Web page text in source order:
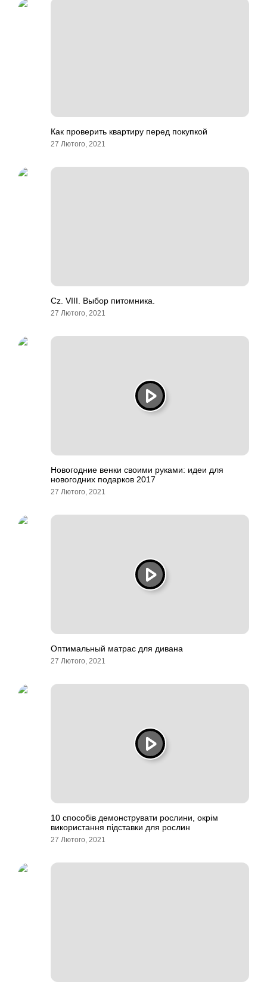
Как проверить квартиру перед покупкой
27 Лютого, 2021
Cz. VIII. Выбор питомника.
27 Лютого, 2021
Новогодние венки своими руками: идеи для
новогодних подарков 2017
27 Лютого, 2021
Оптимальный матрас для дивана
27 Лютого, 2021
10 способів демонструвати рослини, окрім
використання підставки для рослин
27 Лютого, 2021